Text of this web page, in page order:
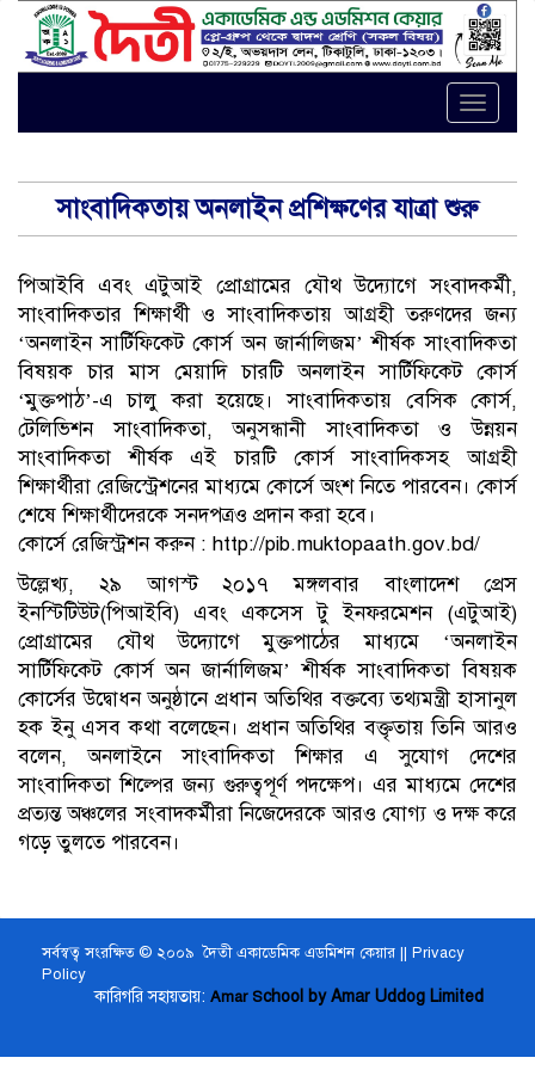
Toggle
সাংবাদিকতায় অনলাইন প্রশিক্ষণের যাত্রা শুরু
পিআইবি এবং এটুআই প্রোগ্রামের যৌথ উদ্যোগে সংবাদকর্মী,
সাংবাদিকতার শিক্ষার্থী ও সাংবাদিকতায় আগ্রহী তরুণদের জন্য
‘অনলাইন সার্টিফিকেট কোর্স অন জার্নালিজম’ শীর্ষক সাংবাদিকতা
বিষয়ক চার মাস মেয়াদি চারটি অনলাইন সার্টিফিকেট কোর্স
‘মুক্তপাঠ’-এ চালু করা হয়েছে। সাংবাদিকতায় বেসিক কোর্স,
টেলিভিশন সাংবাদিকতা, অনুসন্ধানী সাংবাদিকতা ও উন্নয়ন
সাংবাদিকতা শীর্ষক এই চারটি কোর্স সাংবাদিকসহ আগ্রহী
শিক্ষার্থীরা রেজিস্ট্রেশনের মাধ্যমে কোর্সে অংশ নিতে পারবেন। কোর্স
শেষে শিক্ষার্থীদেরকে সনদপত্রও প্রদান করা হবে।
কোর্সে রেজিস্ট্রশন করুন : http://pib.muktopaath.gov.bd/
উল্লেখ্য, ২৯ আগস্ট ২০১৭ মঙ্গলবার বাংলাদেশ প্রেস
ইনস্টিটিউট(পিআইবি) এবং একসেস টু ইনফরমেশন (এটুআই)
প্রোগ্রামের যৌথ উদ্যোগে মুক্তপাঠের মাধ্যমে ‘অনলাইন
সার্টিফিকেট কোর্স অন জার্নালিজম’ শীর্ষক সাংবাদিকতা বিষয়ক
কোর্সের উদ্বোধন অনুষ্ঠানে প্রধান অতিথির বক্তব্যে তথ্যমন্ত্রী হাসানুল
হক ইনু এসব কথা বলেছেন। প্রধান অতিথির বক্তৃতায় তিনি আরও
বলেন, অনলাইনে সাংবাদিকতা শিক্ষার এ সুযোগ দেশের
সাংবাদিকতা শিল্পের জন্য গুরুত্বপূর্ণ পদক্ষেপ। এর মাধ্যমে দেশের
প্রত্যন্ত অঞ্চলের সংবাদকর্মীরা নিজেদেরকে আরও যোগ্য ও দক্ষ করে
গড়ে তুলতে পারবেন।
সর্বস্বত্ব সংরক্ষিত © ২০০৯ দৈতী একাডেমিক এডমিশন কেয়ার || Privacy
Policy
কারিগরি সহায়তায়: Amar School by Amar Uddog Limited